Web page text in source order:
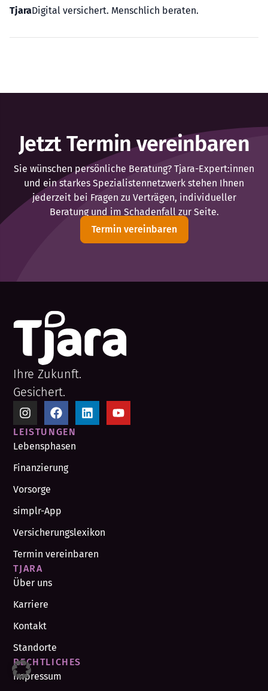
TjaraDigital versichert. Menschlich beraten.
Jetzt Termin vereinbaren
Sie wünschen persönliche Beratung? Tjara-Expert:innen
und ein starkes Spezialistennetzwerk stehen Ihnen
jederzeit bei Fragen zu Verträgen, individueller
Beratung und im Schadenfall zur Seite.
Termin vereinbaren
Ihre Zukunft.
Gesichert.
LEISTUNGEN
Lebensphasen
Finanzierung
Vorsorge
simplr-App
Versicherungslexikon
Termin vereinbaren
TJARA
Über uns
Karriere
Kontakt
Standorte
RECHTLICHES
Impressum